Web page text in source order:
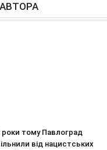
роки тому Павлоград
від нацистських